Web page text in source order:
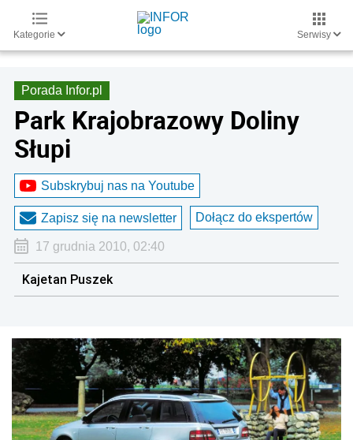
Kategorie Serwisy
Porada Infor.pl
Park Krajobrazowy Doliny
Słupi
Subskrybuj nas na Youtube
Zapisz się na newsletter Dołącz do ekspertów
17 grudnia 2010, 02:40
Kajetan Puszek